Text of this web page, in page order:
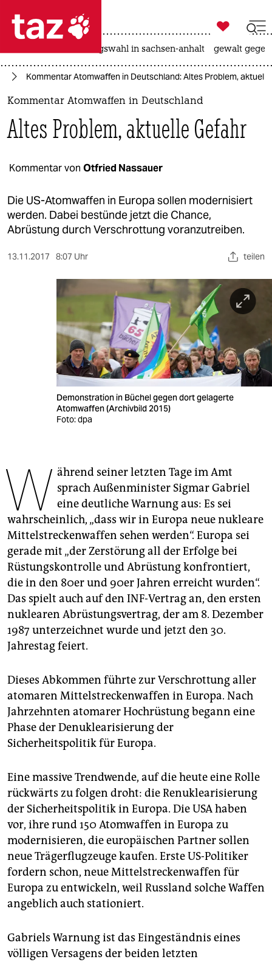
 taz zahl ich
taz zahl ich
politik
öko
gesellschaft
kultur
wahrheit
veranstaltungen
unterstützen
abo
genossenschaft
epaper login

taz zahl ich
landtagswahl in sachsen-anhalt gewalt
Kommentar Atomwaffen in Deutschland: Altes Problem,
Kommentar Atomwaffen in Deutschland
Altes Problem, aktuelle Gefahr
Kommentar von Otfried Nassauer
Die US-Atomwaffen in Europa sollen modernisiert
werden. Dabei bestünde jetzt die Chance,
Abrüstung durch Verschrottung voranzutreiben.
13.11.2017 8:07 Uhr teilen
Demonstration in Büchel gegen dort gelagerte
Atomwaffen (Archivbild 2015)
Foto: dpa
W ährend seiner letzten Tage im Amt
sprach Außenminister Sigmar Gabriel
eine deutliche Warnung aus: Es sei
wahrscheinlich, „dass wir in Europa neue nukleare
Mittelstreckenwaffen sehen werden“. Europa sei
gerade mit „der Zerstörung all der Erfolge bei
Rüstungskontrolle und Abrüstung konfrontiert,
die in den 80er und 90er Jahren erreicht wurden“.
Das spielt auch auf den INF-Vertrag an, den ersten
nuklearen Abrüstungsvertrag, der am 8. Dezember
1987 unterzeichnet wurde und jetzt den 30.
Jahrestag feiert.
Dieses Abkommen führte zur Verschrottung aller
atomaren Mittelstreckenwaffen in Europa. Nach
Jahrzehnten atomarer Hochrüstung begann eine
Phase der Denuklearisierung der
Sicherheitspolitik für Europa.
Eine massive Trendwende, auf die heute eine Rolle
rückwärts zu folgen droht: die Renuklearisierung
der Sicherheitspolitik in Europa. Die USA haben
vor, ihre rund 150 Atomwaffen in Europa zu
modernisieren, die europäischen Partner sollen
neue Trägerflugzeuge kaufen. Erste US-Politiker
fordern schon, neue Mittelstreckenwaffen für
Europa zu entwickeln, weil Russland solche Waffen
angeblich auch stationiert.
Gabriels Warnung ist das Eingeständnis eines
völligen Versagens der beiden letzten